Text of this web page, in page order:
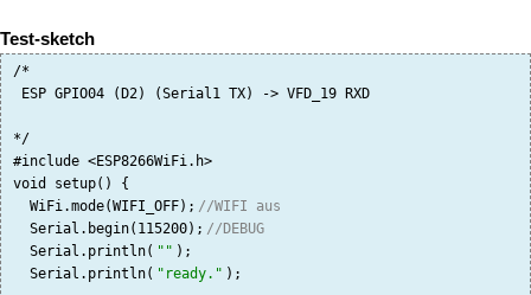
Test-sketch
/*
ESP GPIO04 (D2) (Serial1 TX) -> VFD_19 RXD
*/
#include <ESP8266WiFi.h>
void setup() {
  WiFi.mode(WIFI_OFF);
//WIFI aus
  Serial.begin(115200);
//DEBUG
  Serial.println(
"" );
  Serial.println(
"ready." );